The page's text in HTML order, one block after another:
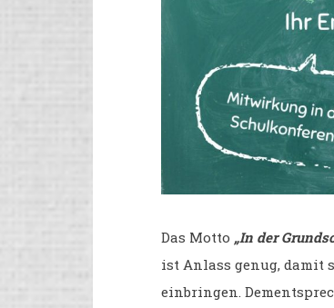
Das Motto „In der
ist Anlass genug, damit
einbringen.